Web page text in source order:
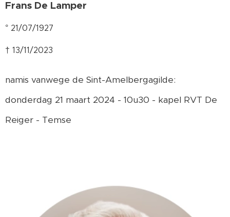
Frans De Lamper
° 21/07/1927
† 13/11/2023
namis vanwege de Sint-Amelbergagilde:
donderdag 21 maart 2024 - 10u30 - kapel RVT De
Reiger - Temse